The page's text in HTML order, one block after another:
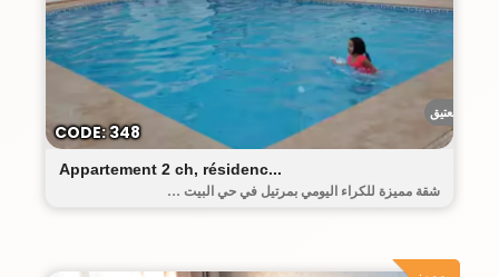
البيت العتيق
Appartement 2 ch, résidenc...
شقة مميزة للكراء اليومي بمرتيل في حي البيت ...
CODE: 348